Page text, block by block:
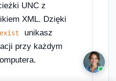
UNC z
XML. Dzięki
unikasz
przy każdym